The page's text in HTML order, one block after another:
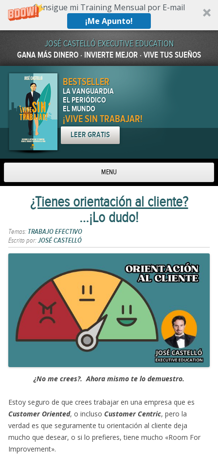
Consigue mi Training Mensual por E-mail
¡Me Apunto!
JOSÉ CASTELLÓ EXECUTIVE EDUCATION
GANA MÁS DINERO · INVIERTE MEJOR · VIVE TUS SUEÑOS
BESTSELLER
LA VANGUARDIA
EL PERIÓDICO
EL MUNDO
¡VIVE SIN TRABAJAR!
LEER GRATIS
MENU
Skip to content
¿Tienes orientación al cliente?
…¡Lo dudo!
Temas: TRABAJO EFECTIVO
Escrito por:JOSÉ CASTELLÓ
¿No me crees?. Ahora mismo te lo demuestro.
Estoy seguro de que crees trabajar en una empresa que es
Customer Oriented, o incluso Customer Centric, pero la
verdad es que seguramente tu orientación al cliente deja
mucho que desear, o si lo prefieres, tiene mucho «Room For
Improvement».